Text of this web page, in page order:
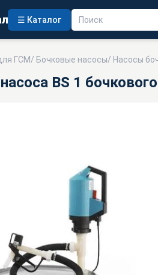
☰ Каталог
ГСМ/ Бочковые насосы/ Насосы
ВS 1